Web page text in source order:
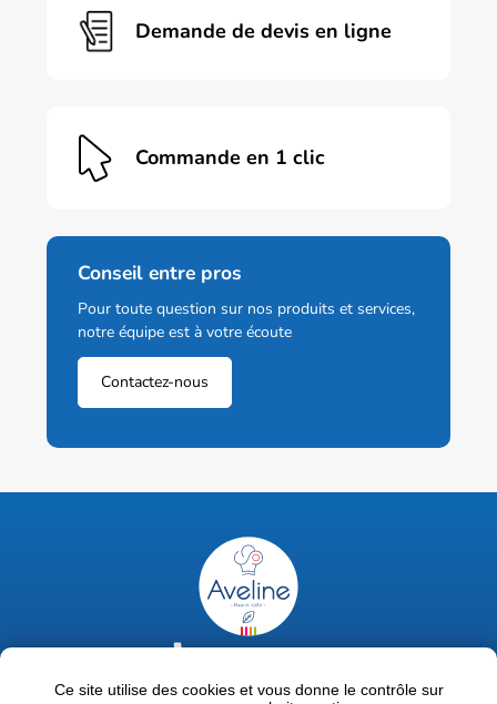
Demande de devis en ligne
Commande en 1 clic
Conseil entre pros
Pour toute question sur nos produits et services,
notre équipe est à votre écoute
Contactez-nous
02 47 63 18 92
contact@avelinepro.fr
Ce site utilise des cookies et vous donne le contrôle sur